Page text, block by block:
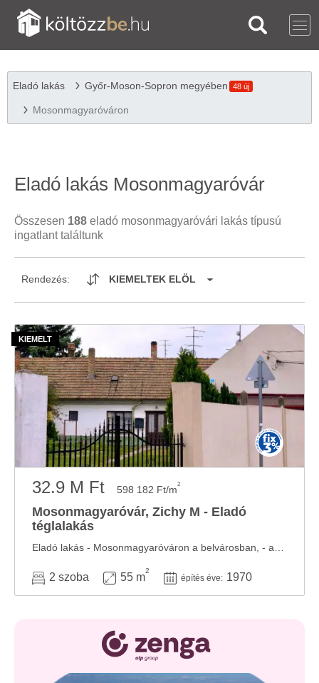
Eladó lakás Győr-Moson-Sopron megyében 48 új
Mosonmagyaróváron
Eladó lakás Mosonmagyaróvár
Összesen 188 eladó mosonmagyaróvári lakás típusú
ingatlant találtunk
Rendezés: KIEMELTEK ELÖL
32.9 M Ft 598 182 Ft/m2
Mosonmagyaróvár, Zichy M - Eladó
téglalakás
2 szoba 55 m
2
építés éve: 1970